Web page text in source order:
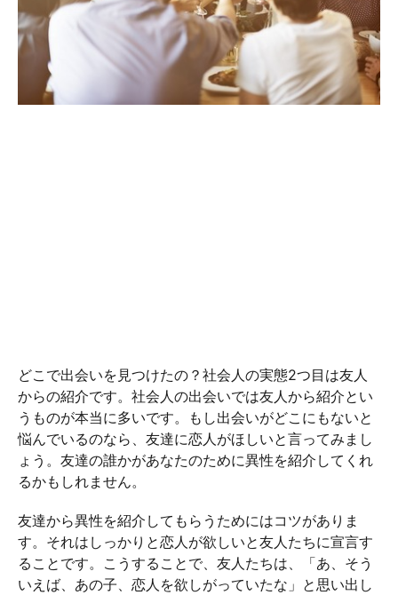
どこで出会いを見つけたの？社会人の実態2つ目は友人
からの紹介です。社会人の出会いでは友人から紹介とい
うものが本当に多いです。もし出会いがどこにもないと
悩んでいるのなら、友達に恋人がほしいと言ってみまし
ょう。友達の誰かがあなたのために異性を紹介してくれ
るかもしれません。
友達から異性を紹介してもらうためにはコツがありま
す。それはしっかりと恋人が欲しいと友人たちに宣言す
ることです。こうすることで、友人たちは、「あ、そう
いえば、あの子、恋人を欲しがっていたな」と思い出し